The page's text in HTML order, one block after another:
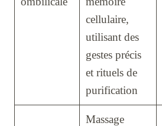
cellulaire,
utilisant des
gestes précis
et rituels de
purification
Massage